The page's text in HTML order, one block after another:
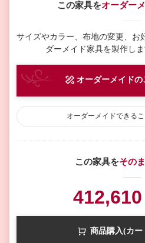
この家具をオーダー
サイズやカラー、布地の変更、お
ダーメイド家具を製作し
オーダーメイドの
オーダーメイドできる
この家具をその
412,610
商品購入(カー